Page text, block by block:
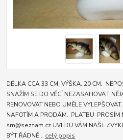
DÉLKA CCA 33 CM, VÝŠKA: 20 CM.
SNAŽÍM SE DO VĚCÍ NEZASAHOVAT,
RENOVOVAT NEBO UMĚLE
NAFOTÍM A PRODÁM. PLATBU PROSÍM
sm@seznam.cz UVEDU VÁM NAŠE
BÝT ŘÁDNĚ... celý popis